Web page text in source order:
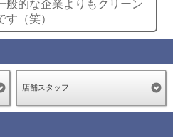
般的な企業よりもクリーン
（笑）
店舗スタッフ